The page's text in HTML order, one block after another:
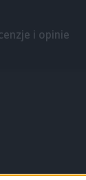
i opinie